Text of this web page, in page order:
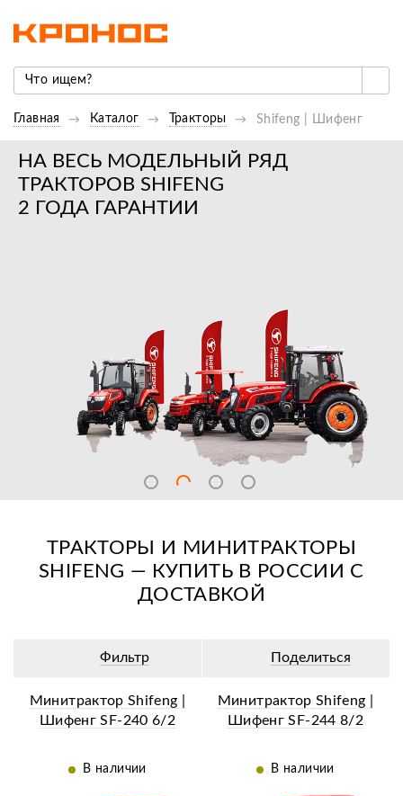
Главная Каталог Тракторы Shifeng | Шифенг
НА ВЕСЬ МОДЕЛЬНЫЙ РЯД
ТРАКТОРОВ SHIFENG
2 ГОДА ГАРАНТИИ
ТРАКТОРЫ И МИНИТРАКТОРЫ
SHIFENG — КУПИТЬ В РОССИИ С
ДОСТАВКОЙ
Фильтр Поделиться
Минитрактор Shifeng |
Шифенг SF-240 6/2
В наличии
Минитрактор Shifeng |
Шифенг SF-244 8/2
В наличии